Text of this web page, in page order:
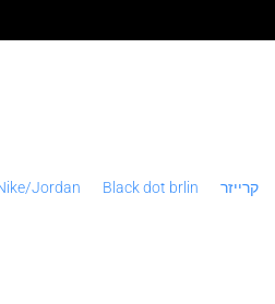
קרייזר Black dot brlin
Jordan